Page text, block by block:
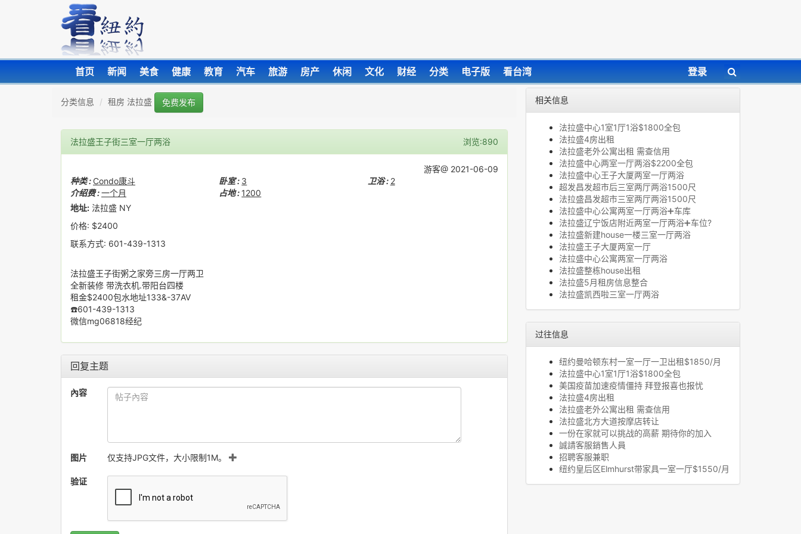
首页 新闻 美食 健康 教育 汽车 旅游 房产 休闲 文化 财经 分类 电子版 看台湾 登录
分类信息 租房 法拉盛 免费发布
法拉盛王子街三室一厅两浴 浏览:890
游客@ 2021-06-09
种类 : Condo康斗 卧室 : 3 卫浴 : 2
介绍费 :一个月 占地 : 1200
地址: 法拉盛 NY
价格: $2400
联系方式: 601-439-1313
法拉盛王子街粥之家旁三房一厅两卫
全新装修 带洗衣机.带阳台四楼
租金$2400包水地址133&-37AV
☎️601-439-1313
微信mg06818经纪
回复主题
內容
图片 仅支持JPG文件，大小限制1M。
验证
相关信息
法拉盛中心1室1厅1浴$1800全包
法拉盛4房出租
法拉盛老外公寓出租 需查信用
法拉盛中心两室一厅两浴$2200全包
法拉盛中心王子大厦两室一厅两浴
超发昌发超市后三室两厅两浴1500尺
法拉盛昌发超市三室两厅两浴1500尺
法拉盛中心公寓两室一厅两浴➕车库
法拉盛辽宁饭店附近两室一厅两浴➕车位?
法拉盛新建house一楼三室一厅两浴
法拉盛王子大厦两室一厅
法拉盛中心公寓两室一厅两浴
法拉盛整栋house出租
法拉盛5月租房信息整合
法拉盛凯西啦三室一厅两浴
过往信息
纽约曼哈顿东村一室一厅一卫出租$1850/月
法拉盛中心1室1厅1浴$1800全包
美国疫苗加速疫情僵持 拜登报喜也报忧
法拉盛4房出租
法拉盛老外公寓出租 需查信用
法拉盛北方大道按摩店转让
一份在家就可以挑战的高薪 期待你的加入
誠請客服銷售人員
招聘客服兼职
纽约皇后区Elmhurst带家具一室一厅$1550/月